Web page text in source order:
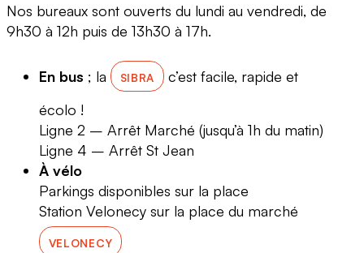
Nos bureaux sont ouverts du lundi au vendredi, de
9h30 à 12h puis de 13h30 à 17h.
En bus ; la SIBRA
c’est facile, rapide et
écolo !
Ligne 2 – Arrêt Marché (jusqu’à 1h du matin)
Ligne 4 – Arrêt St Jean
À vélo
Parkings disponibles sur la place
Station Velonecy sur la place du marché
VELONECY